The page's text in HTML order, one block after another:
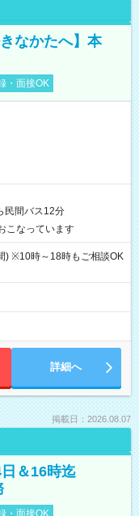
なかたへ】本
・面接OK
民間バス12分
こなっています
※10時～18時もご相談OK
詳細へ
掲載日：2026.08.07
＆16時迄
・面接OK